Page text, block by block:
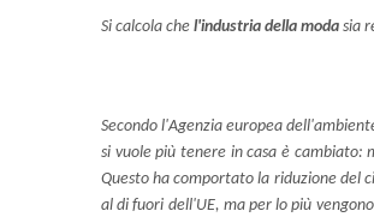
Si calcola che l'industria della moda sia
Secondo l'Agenzia europea
si vuole più tenere in casa è
Questo ha comportato la riduzione del
al di fuori dell'UE, ma per lo più